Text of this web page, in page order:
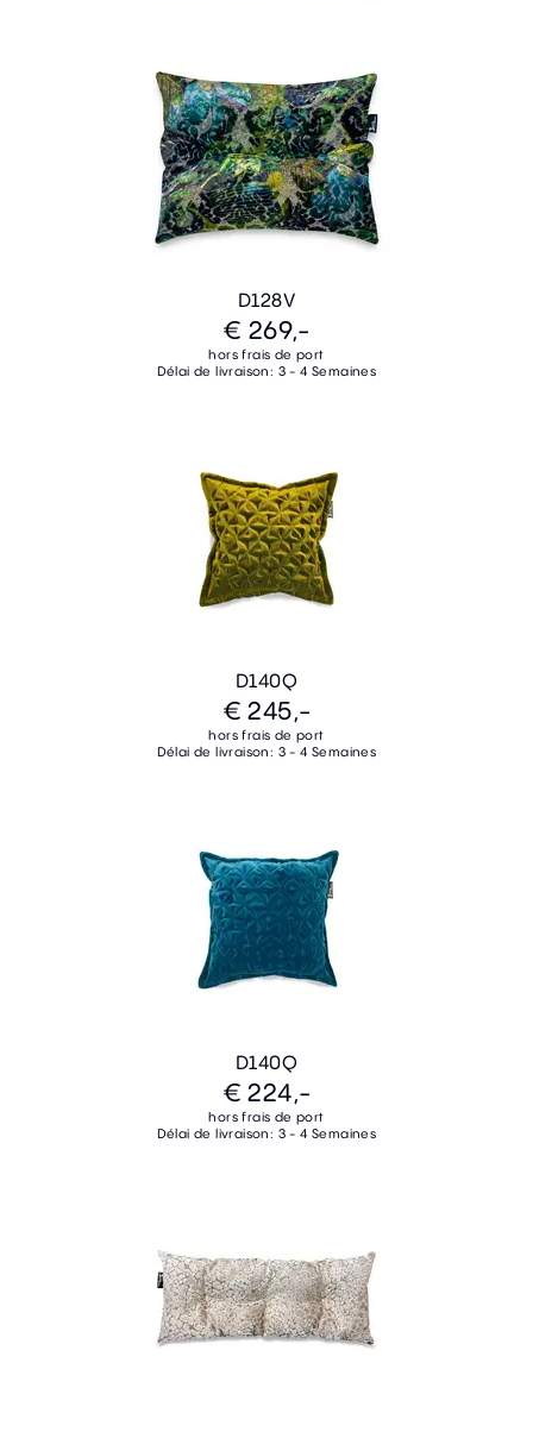
D128V
€ 269,-
hors frais de port
Délai de livraison: 3 - 4 Semaines
D140Q
€ 245,-
hors frais de port
Délai de livraison: 3 - 4 Semaines
D140Q
€ 224,-
hors frais de port
Délai de livraison: 3 - 4 Semaines